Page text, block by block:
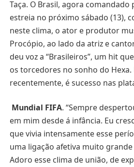
Taça. O Brasil, agora
estreia no próximo sábado (13),
neste clima, o ator e produtor
Procópio, ao lado da atriz e
deu voz a “Brasileiros”, um hit
os torcedores no sonho do Hexa.
recentemente, é sucesso nas
Mundial FIFA. “Sempre
em mim desde á infância. Eu
que vivia intensamente esse
uma ligação afetiva muito
Adoro esse clima de união, de